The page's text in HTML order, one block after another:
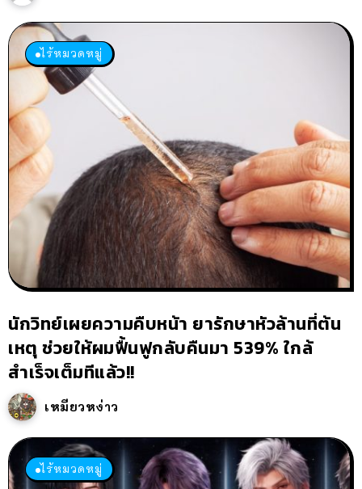
ไร้หมวดหมู่
นักวิทย์เผยความคืบหน้า ยารักษาหัวล้านที่ต้น
เหตุ ช่วยให้ผมฟื้นฟูกลับคืนมา 539% ใกล้
สำเร็จเต็มทีแล้ว!!
เหมียวหง่าว
ไร้หมวดหมู่